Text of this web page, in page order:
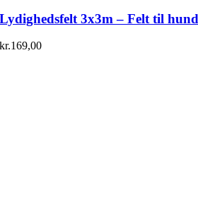
Lydighedsfelt 3x3m – Felt til
kr.169,00